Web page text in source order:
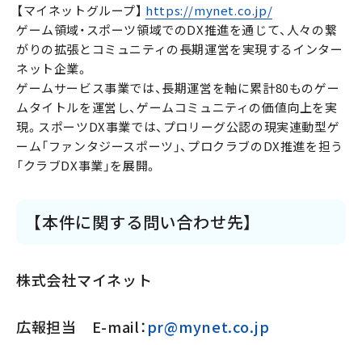
【マイネットグループ】 https://mynet.co.jp/
ゲーム領域・スポーツ領域でのDX推進を通じて、人々の繋
がりの拡張とコミュニティの長期運営を実現するインター
ネット企業。
ゲームサービス事業では、長期運営を軸に累計80ものゲー
ムタイトルを運営し、ゲームコミュニティの価値向上を実
現。スポーツDX事業では、プロリーグ公認の現実連動型ゲ
ーム「ファンタジースポーツ」、プロクラブのDX推進を担う
「クラブDX事業」を展開。
【本件に関する問い合わせ先】
株式会社マイネット
広報担当 E-mail：pr@mynet.co.jp